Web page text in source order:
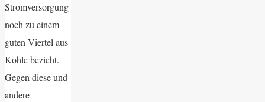
Stromversorgung
noch zu einem
guten Viertel aus
Kohle bezieht.
Gegen diese und
andere